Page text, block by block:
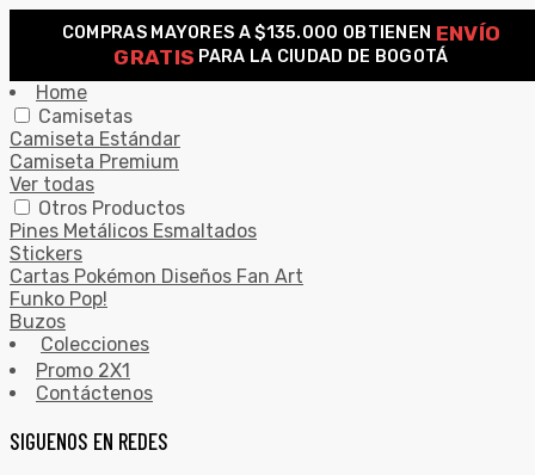
COMPRAS MAYORES A $135.000 OBTIENEN ENVÍO
GRATIS PARA LA CIUDAD DE BOGOTÁ
SEARCH
Home
Camisetas
Camiseta Estándar
Camiseta Premium
Ver todas
Otros Productos
Pines Metálicos Esmaltados
Stickers
Cartas Pokémon Diseños Fan Art
Funko Pop!
Buzos
Colecciones
Promo 2X1
Contáctenos
SIGUENOS EN REDES